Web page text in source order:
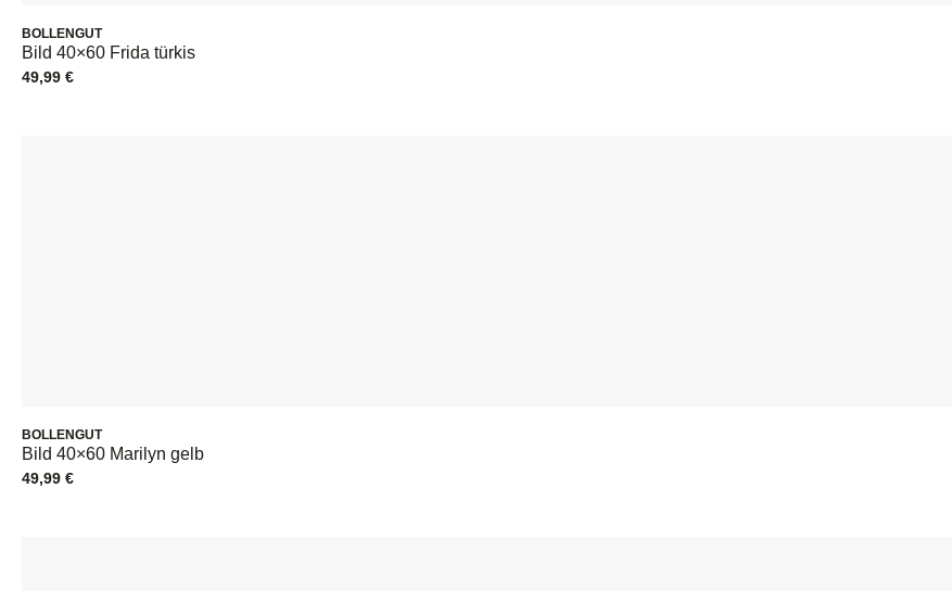
BOLLENGUT
Bild 40×60 Frida türkis
49,99 €
BOLLENGUT
Bild 40×60 Marilyn gelb
49,99 €